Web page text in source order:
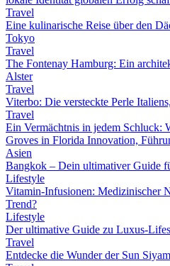
Travel
Eine kulinarische Reise über den
Tokyo
Travel
The Fontenay Hamburg: Ein
Alster
Travel
Viterbo: Die versteckte Perle
Travel
Ein Vermächtnis in jedem Schluck:
Groves in Florida Innovation,
Asien
Bangkok – Dein ultimativer Guide
Lifestyle
Vitamin-Infusionen: Medizinischer
Trend?
Lifestyle
Der ultimative Guide zu Luxus-
Travel
Entdecke die Wunder der Sun